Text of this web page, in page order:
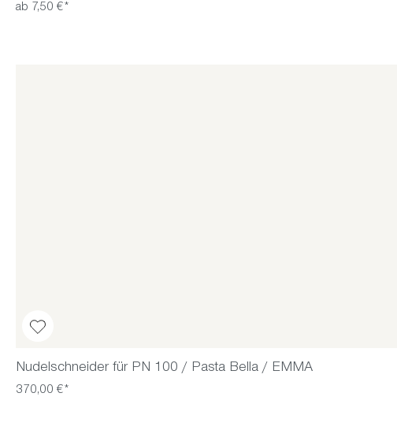
ab 7,50 €*
Nudelschneider für PN 100 / Pasta Bella / EMMA
370,00 €*